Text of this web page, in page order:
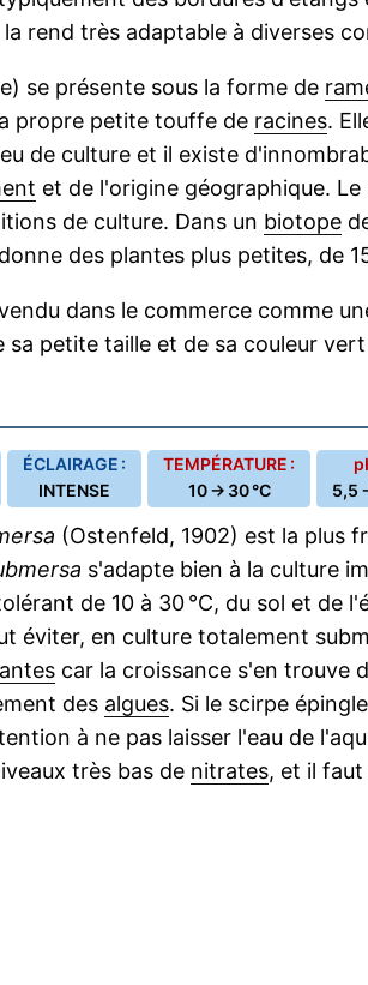
la rend très adaptable à diverses
se présente sous la forme de
propre petite touffe de racines.
de culture et il existe
et de l'origine géographique.
de culture. Dans un biotope
donne des plantes plus petites, de
dans le commerce comme
sa petite taille et de sa couleur
ÉCLAIRAGE :
INTENSE
TEMPÉRATURE :
10 → 30 °C
5,5
(Ostenfeld, 1902) est la plus
s'adapte bien à la culture
de 10 à 30 °C, du sol et de
éviter, en culture totalement
car la croissance s'en trouve
des algues. Si le scirpe
à ne pas laisser l'eau de
très bas de nitrates, et il